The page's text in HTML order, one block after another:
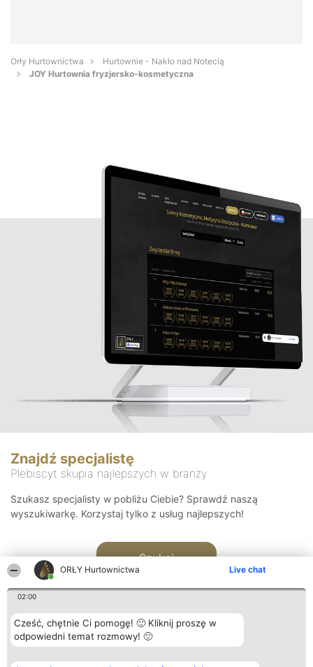
ORŁY Hurtownictwa Live chat
02:00
Cześć, chętnie Ci pomogę! 🙂 Kliknij proszę w
odpowiedni temat rozmowy! 🙂
Orły Hurtownictwa
Hurtownie - Nakło nad Notecią
JOY Hurtownia fryzjersko-kosmetyczna
Znajdź specjalistę
Plebiscyt skupia najlepszych w branży
Szukasz specjalisty w pobliżu Ciebie? Sprawdź naszą
wyszukiwarkę. Korzystaj tylko z usług najlepszych!
Szukaj
Organizator plebiscytu Plebiscyt Kontakt